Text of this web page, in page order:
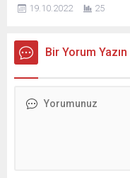
Cumhurbaşkanı Erdoğan’a
tüm şartları oluşmuşsa ve
sen tedbir almıyorsan, o
yerine getirmeyip, üstüne
19.10.2022 25
Bir Yorum Yazın